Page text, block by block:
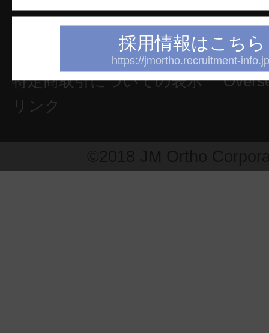
採用情報はこちら
https://jmortho.recruitment-
当サイトについて 採用情報
会
プライバシーポリシー
特定商取引についての表示
リンク